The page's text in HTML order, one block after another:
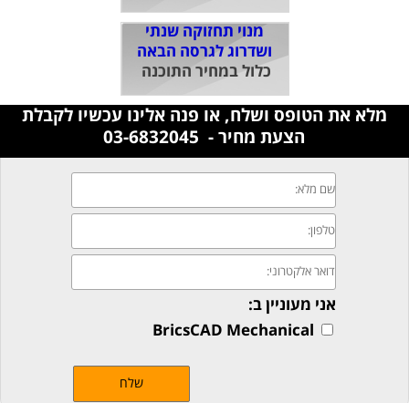
מלא את הטופס ושלח, או פנה אלינו עכשיו לקבלת
הצעת מחיר - 03-6832045
מנוי תחזוקה שנתי
ושדרוג לגרסה הבאה
כלול במחיר התוכנה